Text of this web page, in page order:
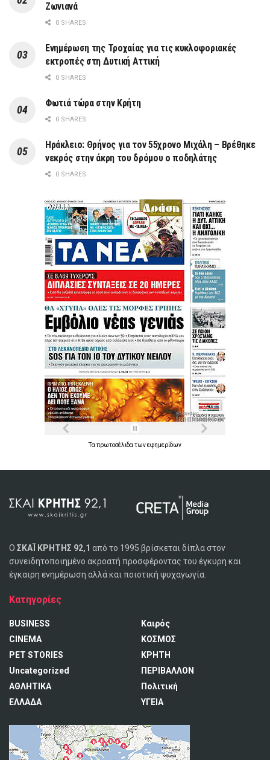
Ζωνιανά
0 SHARES
Ενημέρωση της Τροχαίας για τις κυκλοφοριακές
εκτροπές στη Δυτική Αττική
0 SHARES
Φωτιά τώρα στην Κρήτη
0 SHARES
Ηράκλειο: Θρήνος για τον 55χρονο Μιχάλη – Βρέθηκε
νεκρός στην άκρη του δρόμου ο ποδηλάτης
0 SHARES
Ταπρωτοσέλιδατωνεφημερίδων
Ο ΣΚΑΪ ΚΡΗΤΗΣ 92,1 από το 1995 βρίσκεται δίπλα στον
συνειδητοποιημένο ακροατή προσφέροντας του έγκυρη και
έγκαιρη ενημέρωση αλλά και ποιοτική ψυχαγωγία.
Κατηγορίες
BUSINESS
CINEMA
PET STORIES
Uncategorized
ΑΘΛΗΤΙΚΑ
ΕΛΛΑΔΑ
Καιρός
ΚΟΣΜΟΣ
ΚΡΗΤΗ
ΠΕΡΙΒΑΛΛΟΝ
Πολιτική
ΥΓΕΙΑ